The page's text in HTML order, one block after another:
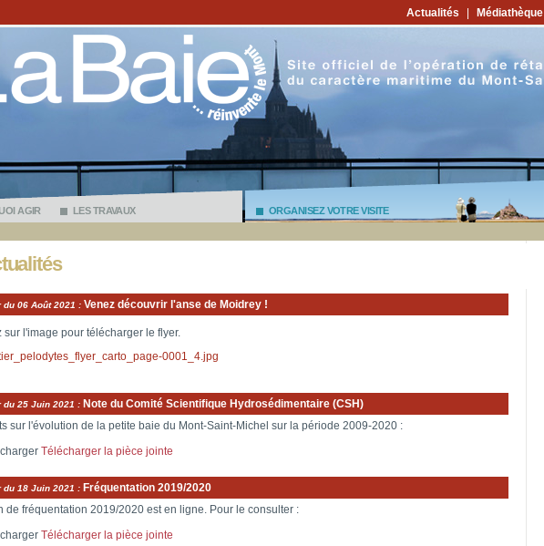
Actualités Médiathèque
AGIR LES TRAVAUX ORGANISEZ VOTRE VISITE
du 06 Août 2021 : Venez découvrir l'anse de Moidrey !
sur l'image pour télécharger le flyer.
du 25 Juin 2021 : Note du Comité Scientifique Hydrosédimentaire (CSH)
sur l'évolution de la petite baie du Mont-Saint-Michel sur la période 2009-2020 :
Télécharger la pièce jointe
du 18 Juin 2021 : Fréquentation 2019/2020
de fréquentation 2019/2020 est en ligne. Pour le consulter :
Télécharger la pièce jointe